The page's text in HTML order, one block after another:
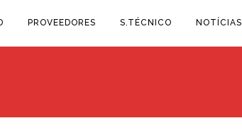
PROVEEDORES S.TÉCNICO NOTÍCIAS